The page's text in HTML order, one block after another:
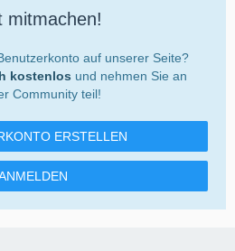
mitmachen!
auf unserer Seite?
kostenlos und nehmen Sie an
Community teil!
ERSTELLEN